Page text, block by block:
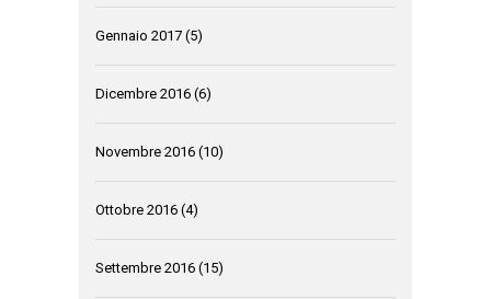
Gennaio 2017 (5)
Dicembre 2016 (6)
Novembre 2016 (10)
Ottobre 2016 (4)
Settembre 2016 (15)